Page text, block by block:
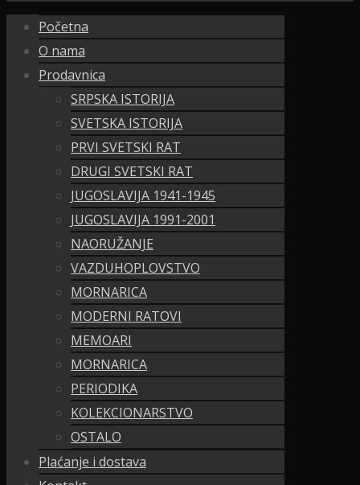
Početna
O nama
Prodavnica
SRPSKA ISTORIJA
SVETSKA ISTORIJA
PRVI SVETSKI RAT
DRUGI SVETSKI RAT
JUGOSLAVIJA 1941-1945
JUGOSLAVIJA 1991-2001
NAORUŽANJE
VAZDUHOPLOVSTVO
MORNARICA
MODERNI RATOVI
MEMOARI
MORNARICA
PERIODIKA
KOLEKCIONARSTVO
OSTALO
Plaćanje i dostava